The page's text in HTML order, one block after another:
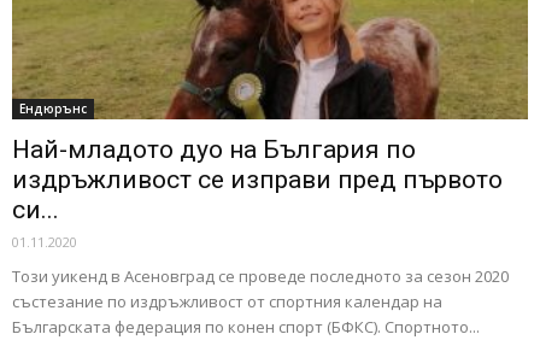
Ендюрънс
Най-младото дуо на България по
издръжливост се изправи пред първото
си...
01.11.2020
Този уикенд в Асеновград се проведе последното за сезон 2020
състезание по издръжливост от спортния календар на
Българската федерация по конен спорт (БФКС). Спортното...